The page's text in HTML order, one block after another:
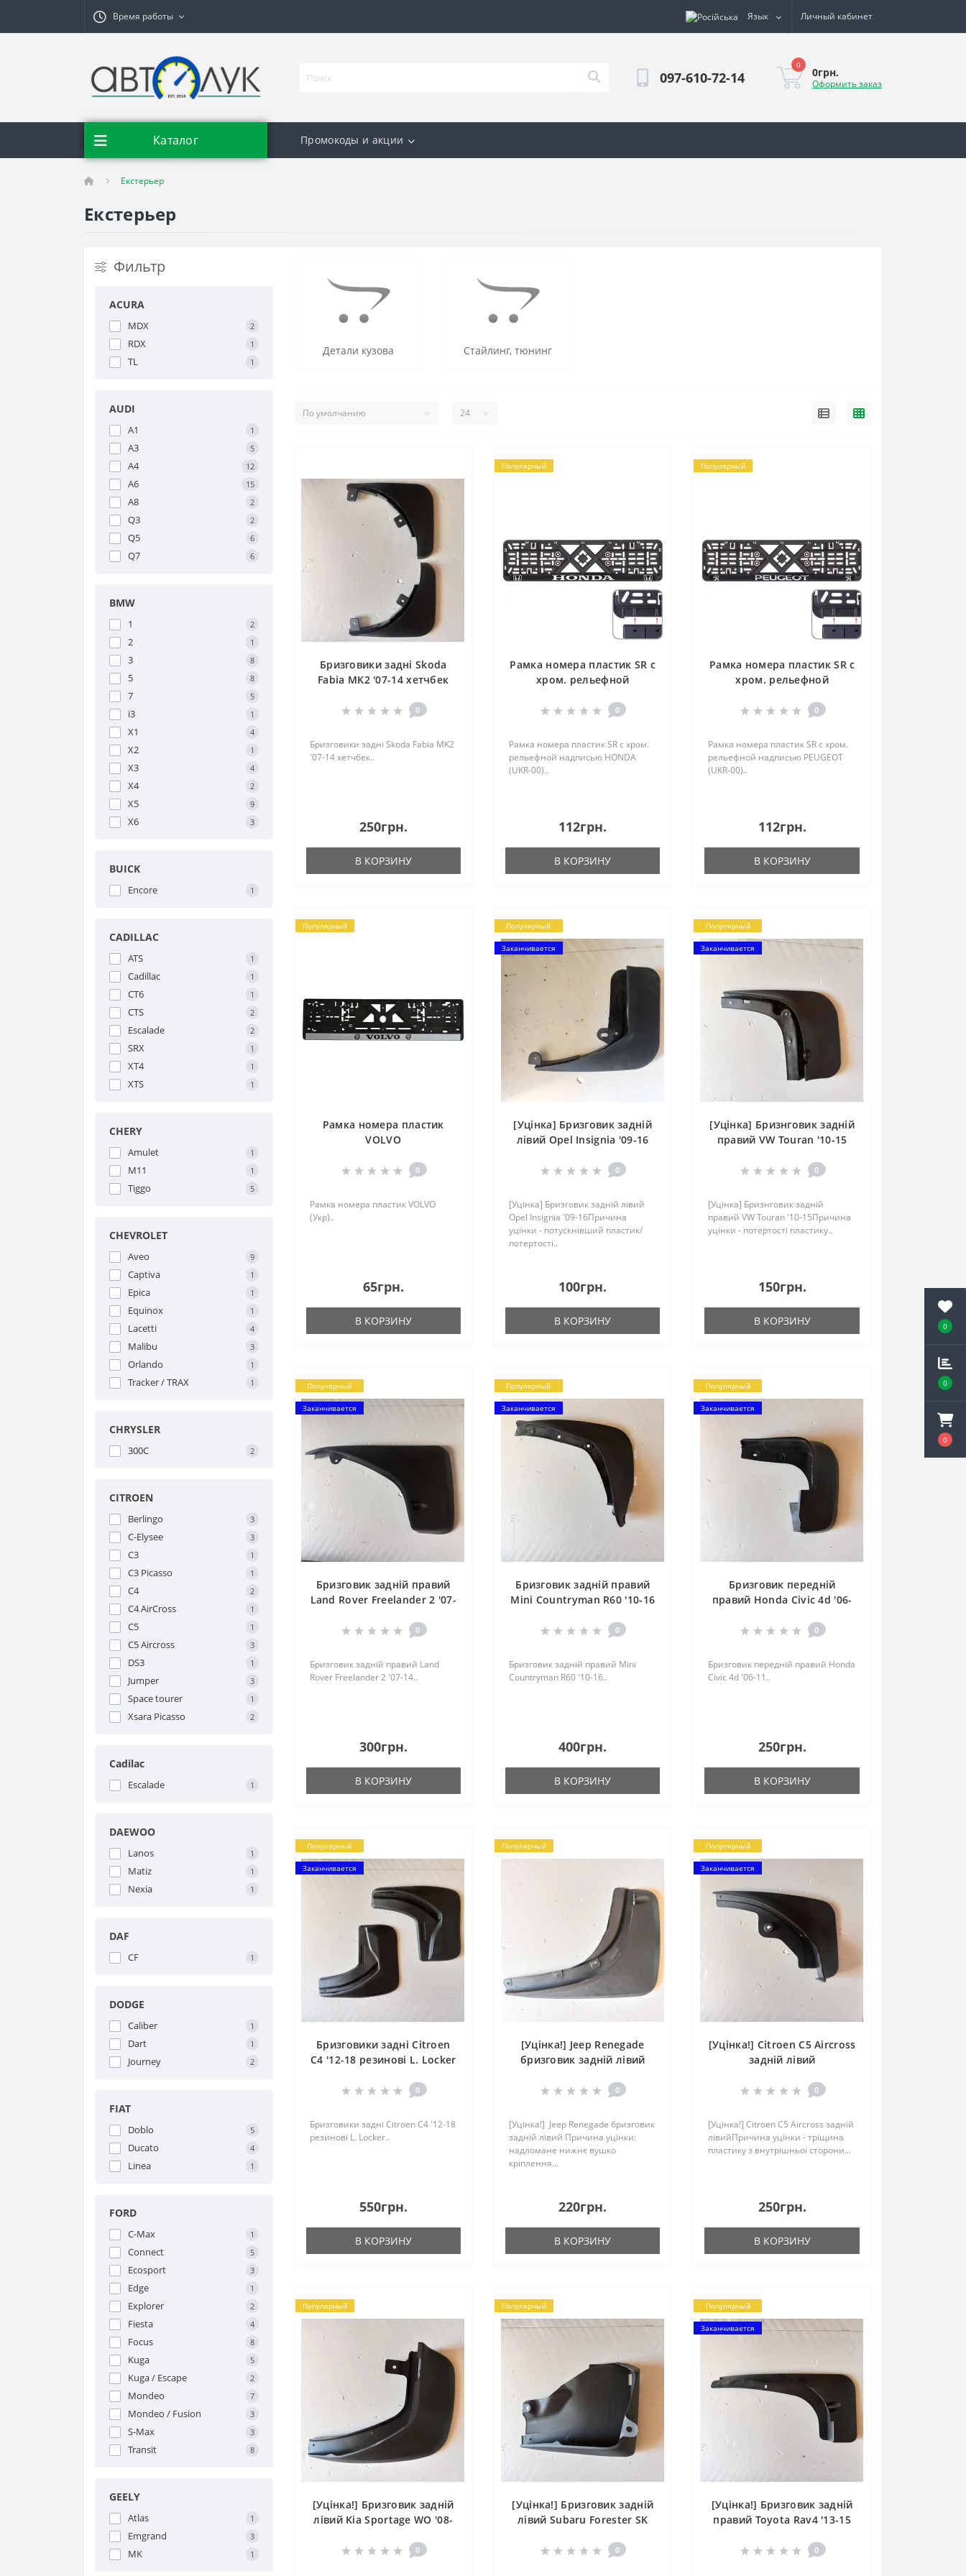
0
0
0
Время работы Язык Личный кабинет
097-610-72-14
0
0грн.
Оформить заказ
Каталог Промокоды и акции
Екстерьер
Екстерьер
Фильтр
ACURA
MDX 2
RDX 1
TL 1
AUDI
A1 1
A3 5
A4 12
A6 15
A8 2
Q3 2
Q5 6
Q7 6
BMW
1 2
2 1
3 8
5 8
7 5
i3 1
X1 4
X2 1
X3 4
X4 2
X5 9
X6 3
BUICK
Encore 1
CADILLAC
ATS 1
Cadillac 1
CT6 1
CTS 2
Escalade 2
SRX 1
XT4 1
XTS 1
CHERY
Amulet 1
M11 1
Tiggo 5
CHEVROLET
Aveo 9
Captiva 1
Epica 1
Equinox 1
Lacetti 4
Malibu 3
Orlando 1
Tracker / TRAX 1
CHRYSLER
300C 2
CITROEN
Berlingo 3
C-Elysee 3
C3 1
C3 Picasso 1
C4 2
C4 AirCross 1
C5 1
C5 Aircross 3
DS3 1
Jumper 3
Space tourer 1
Xsara Picasso 2
Cadilac
Escalade 1
DAEWOO
Lanos 1
Matiz 1
Nexia 1
DAF
CF 1
DODGE
Caliber 1
Dart 1
Journey 2
FIAT
Doblo 5
Ducato 4
Linea 1
FORD
C-Max 1
Connect 5
Ecosport 3
Edge 1
Explorer 2
Fiesta 4
Focus 8
Kuga 5
Kuga / Escape 2
Mondeo 7
Mondeo / Fusion 3
S-Max 3
Transit 8
GEELY
Atlas 1
Emgrand 3
MK 1
Детали кузова Стайлинг, тюнинг
Бризговики задні Skoda
Fabia MK2 '07-14 хетчбек
0
Бризговики задні Skoda Fabia MK2
'07-14 хетчбек..
250грн.
В КОРЗИНУ
Популярный
Рамка номера пластик SR с
хром. рельефной
0
Рамка номера пластик SR с хром.
рельефной надписью HONDA
(UKR-00)..
112грн.
В КОРЗИНУ
Популярный
Рамка номера пластик SR с
хром. рельефной
00)
0
Рамка номера пластик SR с хром.
рельефной надписью PEUGEOT
(UKR-00)..
112грн.
В КОРЗИНУ
Популярный
Рамка номера пластик
VOLVO
0
Рамка номера пластик VOLVO
(Укр)..
65грн.
В КОРЗИНУ
Популярный
Заканчивается
[Уцінка] Бризговик задній
лівий Opel Insignia '09-16
0
[Уцінка] Бризговик задній лівий
Opel Insignia '09-16Причина
уцінки - потускнівший пластик/
потертості..
100грн.
В КОРЗИНУ
Популярный
Заканчивается
[Уцінка] Бризнговик задній
правий VW Touran '10-15
0
[Уцінка] Бризнговик задній
правий VW Touran '10-15Причина
уцінки - потертості пластику..
150грн.
В КОРЗИНУ
Популярный
Заканчивается
Бризговик задній правий
Land Rover Freelander 2 '07-
0
Бризговик задній правий Land
Rover Freelander 2 '07-14..
300грн.
В КОРЗИНУ
Популярный
Заканчивается
Бризговик задній правий
Mini Countryman R60 '10-16
0
Бризговик задній правий Mini
Countryman R60 '10-16..
400грн.
В КОРЗИНУ
Популярный
Заканчивается
Бризговик передній
правий Honda Civic 4d '06-
0
Бризговик передній правий Honda
Civic 4d '06-11..
250грн.
В КОРЗИНУ
Популярный
Заканчивается
Бризговики задні Citroen
C4 '12-18 резинові L. Locker
0
Бризговики задні Citroen C4 '12-18
резинові L. Locker..
550грн.
В КОРЗИНУ
Популярный
[Уцінка!] Jeep Renegade
бризговик задній лівий
0
[Уцінка!] Jeep Renegade бризговик
задній лівий Причина уцінки:
надломане нижнє вушко
кріплення...
220грн.
В КОРЗИНУ
Популярный
Заканчивается
[Уцінка!] Citroen C5 Aircross
задній лівий
0
[Уцінка!] Citroen C5 Aircross задній
лівийПричина уцінки - тріщина
пластику з внутрішньої сторони...
250грн.
В КОРЗИНУ
Популярный
[Уцінка!] Бризговик задній
лівий Kia Sportage WO '08-
0
Популярный
[Уцінка!] Бризговик задній
лівий Subaru Forester SK
0
Популярный
Заканчивается
[Уцінка!] Бризговик задній
правий Toyota Rav4 '13-15
0